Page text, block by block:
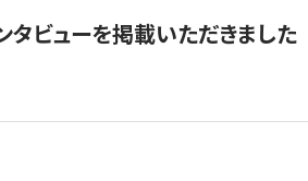
タビューを掲載いただきました